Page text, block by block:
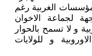
الغربية رغم
لجماعة الاخوان
و لا تسمح بالحوار
و للولايات